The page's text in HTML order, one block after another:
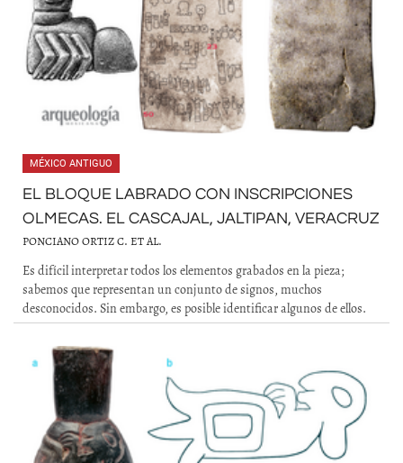
MÉXICO ANTIGUO
EL BLOQUE LABRADO CON INSCRIPCIONES
OLMECAS. EL CASCAJAL, JALTIPAN, VERACRUZ
PONCIANO ORTIZ C. ET AL.
Es difícil interpretar todos los elementos grabados en la pieza;
sabemos que representan un conjunto de signos, muchos
desconocidos. Sin embargo, es posible identificar algunos de ellos.